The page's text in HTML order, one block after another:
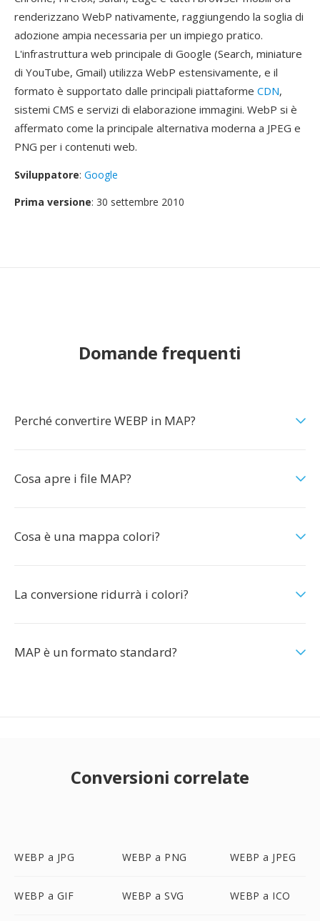
renderizzano WebP nativamente, raggiungendo la soglia di
adozione ampia necessaria per un impiego pratico.
L'infrastruttura web principale di Google (Search, miniature
di YouTube, Gmail) utilizza WebP estensivamente, e il
formato è supportato dalle principali piattaforme CDN,
sistemi CMS e servizi di elaborazione immagini. WebP si è
affermato come la principale alternativa moderna a JPEG e
PNG per i contenuti web.
Sviluppatore: Google
Prima versione: 30 settembre 2010
Domande frequenti
Perché convertire WEBP in MAP?
Cosa apre i file MAP?
Cosa è una mappa colori?
La conversione ridurrà i colori?
MAP è un formato standard?
Conversioni correlate
WEBP a JPG WEBP a PNG WEBP a JPEG
WEBP a GIF WEBP a SVG WEBP a ICO